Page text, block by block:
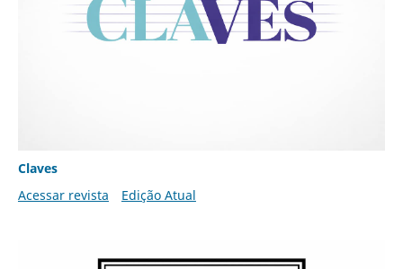
Claves
Acessar revista
Edição Atual